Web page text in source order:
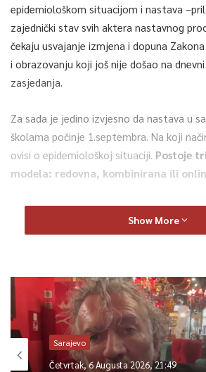
epidemiološkom situacijom i nastava
zajednički stav svih aktera nastavnog
čekaju usvajanje izmjena i dopuna
i obrazovanju koji još nije došao na
zasjedanja.
Za sada je jedino izvjesno da nastava u
školama počinje 1.septembra. Na koji
ovisi o epidemiološkoj situaciji. Postoje
modela: redovna, kombinirana ili
-Još uvijek niko ni ministarstvo ni roditelji
sigurnošću tvrditi, jedan, drugi ili treći
Preduvjet za povratak učenika u učionice
pripremljene mjere zaštite,distance,
Predloženi model bi bio da nastavi
pola odjeljenja.Poseban tretman
Show More
Sarajevo
Četvrtak, 6 Augusta 2026, 21:49